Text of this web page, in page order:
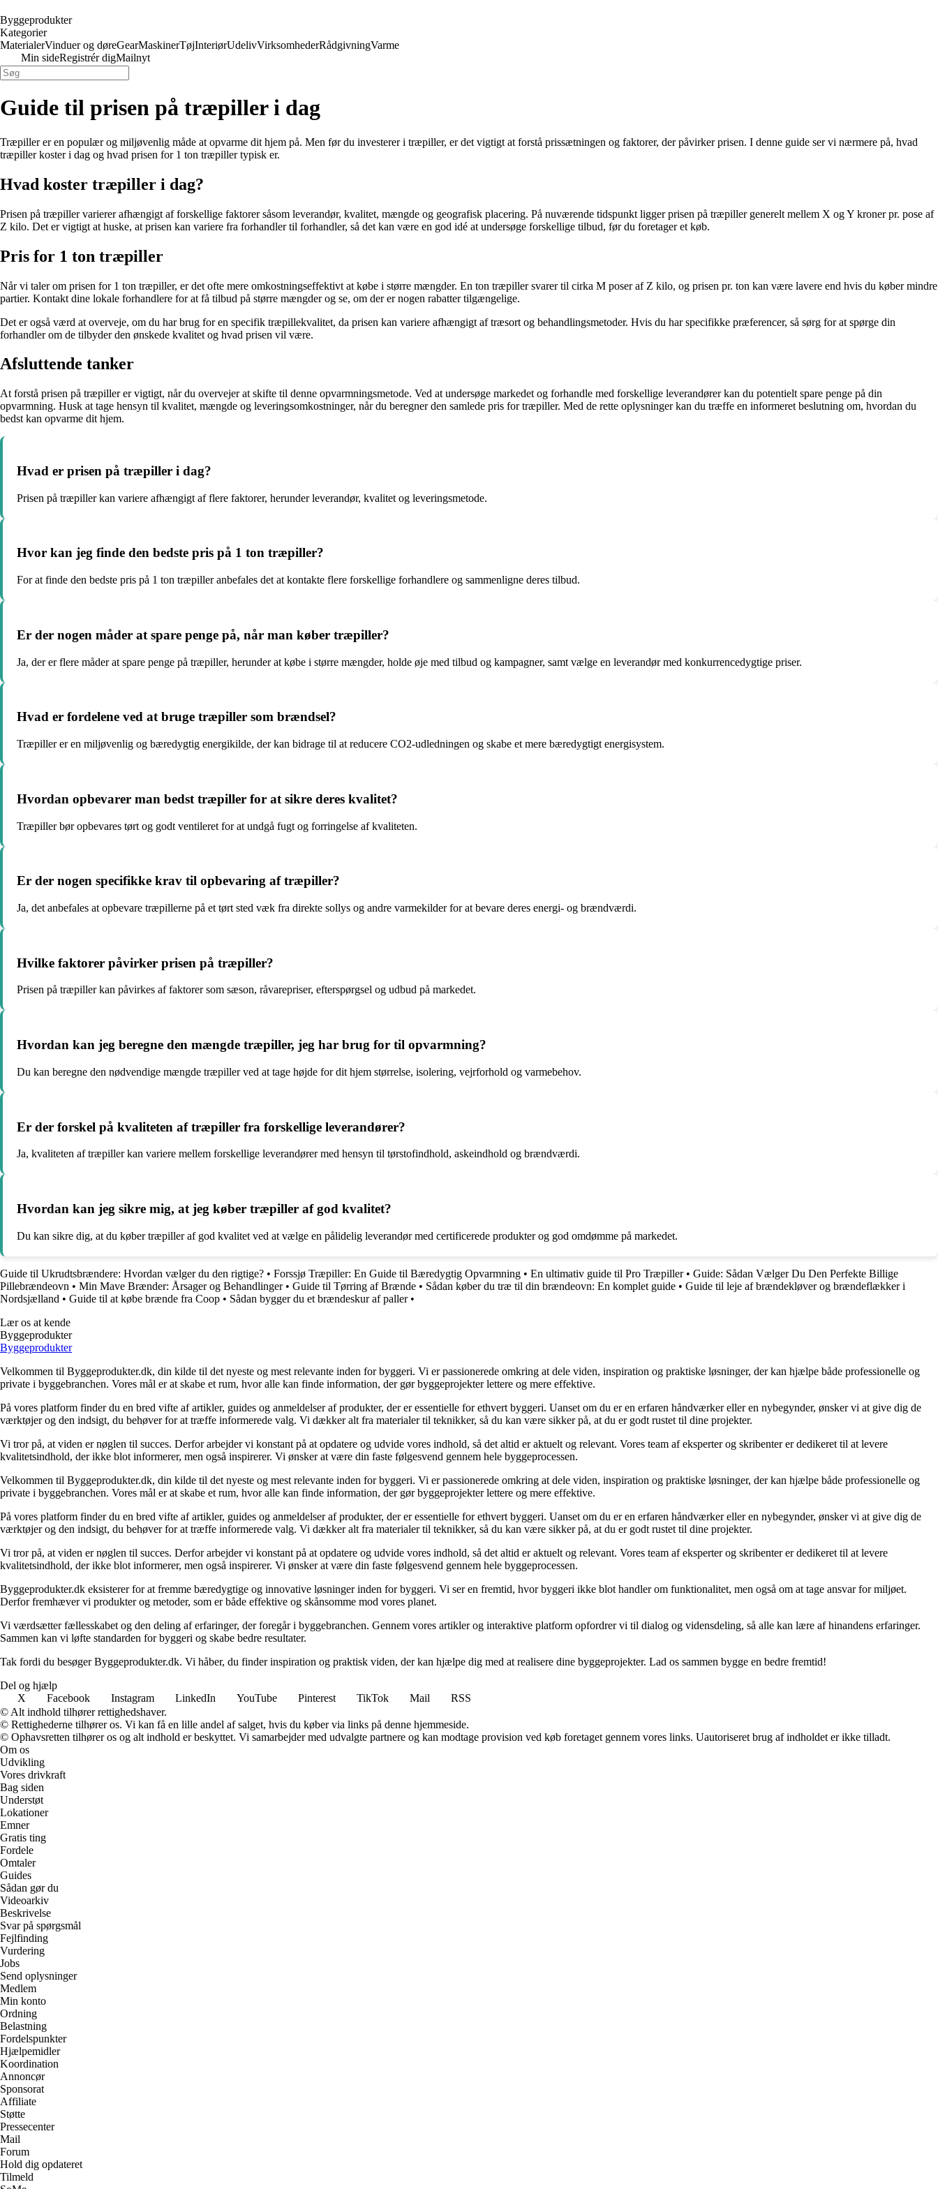
Byggeprodukter
Kategorier
MaterialerVinduer og døreGearMaskinerTøjInteriørUdelivVirksomhederRådgivningVarme
Min sideRegistrér digMailnyt
Guide til prisen på træpiller i dag
Træpiller er en populær og miljøvenlig måde at opvarme dit hjem på. Men før du investerer i træpiller, er det vigtigt at forstå prissætningen og faktorer, der påvirker prisen. I denne guide ser vi nærmere på, hvad
træpiller koster i dag og hvad prisen for 1 ton træpiller typisk er.
Hvad koster træpiller i dag?
Prisen på træpiller varierer afhængigt af forskellige faktorer såsom leverandør, kvalitet, mængde og geografisk placering. På nuværende tidspunkt ligger prisen på træpiller generelt mellem X og Y kroner pr. pose af
Z kilo. Det er vigtigt at huske, at prisen kan variere fra forhandler til forhandler, så det kan være en god idé at undersøge forskellige tilbud, før du foretager et køb.
Pris for 1 ton træpiller
Når vi taler om prisen for 1 ton træpiller, er det ofte mere omkostningseffektivt at købe i større mængder. En ton træpiller svarer til cirka M poser af Z kilo, og prisen pr. ton kan være lavere end hvis du køber mindre
partier. Kontakt dine lokale forhandlere for at få tilbud på større mængder og se, om der er nogen rabatter tilgængelige.
Det er også værd at overveje, om du har brug for en specifik træpillekvalitet, da prisen kan variere afhængigt af træsort og behandlingsmetoder. Hvis du har specifikke præferencer, så sørg for at spørge din
forhandler om de tilbyder den ønskede kvalitet og hvad prisen vil være.
Afsluttende tanker
At forstå prisen på træpiller er vigtigt, når du overvejer at skifte til denne opvarmningsmetode. Ved at undersøge markedet og forhandle med forskellige leverandører kan du potentielt spare penge på din
opvarmning. Husk at tage hensyn til kvalitet, mængde og leveringsomkostninger, når du beregner den samlede pris for træpiller. Med de rette oplysninger kan du træffe en informeret beslutning om, hvordan du
bedst kan opvarme dit hjem.
Hvad er prisen på træpiller i dag?
Prisen på træpiller kan variere afhængigt af flere faktorer, herunder leverandør, kvalitet og leveringsmetode.
Hvor kan jeg finde den bedste pris på 1 ton træpiller?
For at finde den bedste pris på 1 ton træpiller anbefales det at kontakte flere forskellige forhandlere og sammenligne deres tilbud.
Er der nogen måder at spare penge på, når man køber træpiller?
Ja, der er flere måder at spare penge på træpiller, herunder at købe i større mængder, holde øje med tilbud og kampagner, samt vælge en leverandør med konkurrencedygtige priser.
Hvad er fordelene ved at bruge træpiller som brændsel?
Træpiller er en miljøvenlig og bæredygtig energikilde, der kan bidrage til at reducere CO2-udledningen og skabe et mere bæredygtigt energisystem.
Hvordan opbevarer man bedst træpiller for at sikre deres kvalitet?
Træpiller bør opbevares tørt og godt ventileret for at undgå fugt og forringelse af kvaliteten.
Er der nogen specifikke krav til opbevaring af træpiller?
Ja, det anbefales at opbevare træpillerne på et tørt sted væk fra direkte sollys og andre varmekilder for at bevare deres energi- og brændværdi.
Hvilke faktorer påvirker prisen på træpiller?
Prisen på træpiller kan påvirkes af faktorer som sæson, råvarepriser, efterspørgsel og udbud på markedet.
Hvordan kan jeg beregne den mængde træpiller, jeg har brug for til opvarmning?
Du kan beregne den nødvendige mængde træpiller ved at tage højde for dit hjem størrelse, isolering, vejrforhold og varmebehov.
Er der forskel på kvaliteten af træpiller fra forskellige leverandører?
Ja, kvaliteten af træpiller kan variere mellem forskellige leverandører med hensyn til tørstofindhold, askeindhold og brændværdi.
Hvordan kan jeg sikre mig, at jeg køber træpiller af god kvalitet?
Du kan sikre dig, at du køber træpiller af god kvalitet ved at vælge en pålidelig leverandør med certificerede produkter og god omdømme på markedet.
Guide til Ukrudtsbrændere: Hvordan vælger du den rigtige? • Forssjø Træpiller: En Guide til Bæredygtig Opvarmning • En ultimativ guide til Pro Træpiller• Guide: Sådan Vælger Du Den Perfekte Billige
Pillebrændeovn • Min Mave Brænder: Årsager og Behandlinger• Guide til Tørring af Brænde • Sådan køber du træ til din brændeovn: En komplet guide • Guide til leje af brændekløver og brændeflækker i
Nordsjælland • Guide til at købe brænde fra Coop • Sådan bygger du et brændeskur af paller•
Lær os at kende
Byggeprodukter
Byggeprodukter
Velkommen til Byggeprodukter.dk, din kilde til det nyeste og mest relevante inden for byggeri. Vi er passionerede omkring at dele viden, inspiration og praktiske løsninger, der kan hjælpe både professionelle og
private i byggebranchen. Vores mål er at skabe et rum, hvor alle kan finde information, der gør byggeprojekter lettere og mere effektive.
På vores platform finder du en bred vifte af artikler, guides og anmeldelser af produkter, der er essentielle for ethvert byggeri. Uanset om du er en erfaren håndværker eller en nybegynder, ønsker vi at give dig de
værktøjer og den indsigt, du behøver for at træffe informerede valg. Vi dækker alt fra materialer til teknikker, så du kan være sikker på, at du er godt rustet til dine projekter.
Vi tror på, at viden er nøglen til succes. Derfor arbejder vi konstant på at opdatere og udvide vores indhold, så det altid er aktuelt og relevant. Vores team af eksperter og skribenter er dedikeret til at levere
kvalitetsindhold, der ikke blot informerer, men også inspirerer. Vi ønsker at være din faste følgesvend gennem hele byggeprocessen.
Velkommen til Byggeprodukter.dk, din kilde til det nyeste og mest relevante inden for byggeri. Vi er passionerede omkring at dele viden, inspiration og praktiske løsninger, der kan hjælpe både professionelle og
private i byggebranchen. Vores mål er at skabe et rum, hvor alle kan finde information, der gør byggeprojekter lettere og mere effektive.
På vores platform finder du en bred vifte af artikler, guides og anmeldelser af produkter, der er essentielle for ethvert byggeri. Uanset om du er en erfaren håndværker eller en nybegynder, ønsker vi at give dig de
værktøjer og den indsigt, du behøver for at træffe informerede valg. Vi dækker alt fra materialer til teknikker, så du kan være sikker på, at du er godt rustet til dine projekter.
Vi tror på, at viden er nøglen til succes. Derfor arbejder vi konstant på at opdatere og udvide vores indhold, så det altid er aktuelt og relevant. Vores team af eksperter og skribenter er dedikeret til at levere
kvalitetsindhold, der ikke blot informerer, men også inspirerer. Vi ønsker at være din faste følgesvend gennem hele byggeprocessen.
Byggeprodukter.dk eksisterer for at fremme bæredygtige og innovative løsninger inden for byggeri. Vi ser en fremtid, hvor byggeri ikke blot handler om funktionalitet, men også om at tage ansvar for miljøet.
Derfor fremhæver vi produkter og metoder, som er både effektive og skånsomme mod vores planet.
Vi værdsætter fællesskabet og den deling af erfaringer, der foregår i byggebranchen. Gennem vores artikler og interaktive platform opfordrer vi til dialog og vidensdeling, så alle kan lære af hinandens erfaringer.
Sammen kan vi løfte standarden for byggeri og skabe bedre resultater.
Tak fordi du besøger Byggeprodukter.dk. Vi håber, du finder inspiration og praktisk viden, der kan hjælpe dig med at realisere dine byggeprojekter. Lad os sammen bygge en bedre fremtid!
Del og hjælp
X
Facebook Instagram LinkedIn YouTube Pinterest TikTok Mail
RSS
© Alt indhold tilhører rettighedshaver.
© Rettighederne tilhører os. Vi kan få en lille andel af salget, hvis du køber via links på denne hjemmeside.
© Ophavsretten tilhører os og alt indhold er beskyttet. Vi samarbejder med udvalgte partnere og kan modtage provision ved køb foretaget gennem vores links. Uautoriseret brug af indholdet er ikke tilladt.
Om os
Udvikling
Vores drivkraft
Bag siden
Understøt
Lokationer
Emner
Gratis ting
Fordele
Omtaler
Guides
Sådan gør du
Videoarkiv
Beskrivelse
Svar på spørgsmål
Fejlfinding
Vurdering
Jobs
Send oplysninger
Medlem
Min konto
Ordning
Belastning
Fordelspunkter
Hjælpemidler
Koordination
Annoncør
Sponsorat
Affiliate
Støtte
Pressecenter
Mail
Forum
Hold dig opdateret
Tilmeld